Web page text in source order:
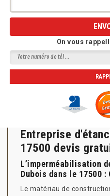
On vous
Entreprise
17500 devis
L’imperméabilisation
Dubois dans le 17500
Le matériau de